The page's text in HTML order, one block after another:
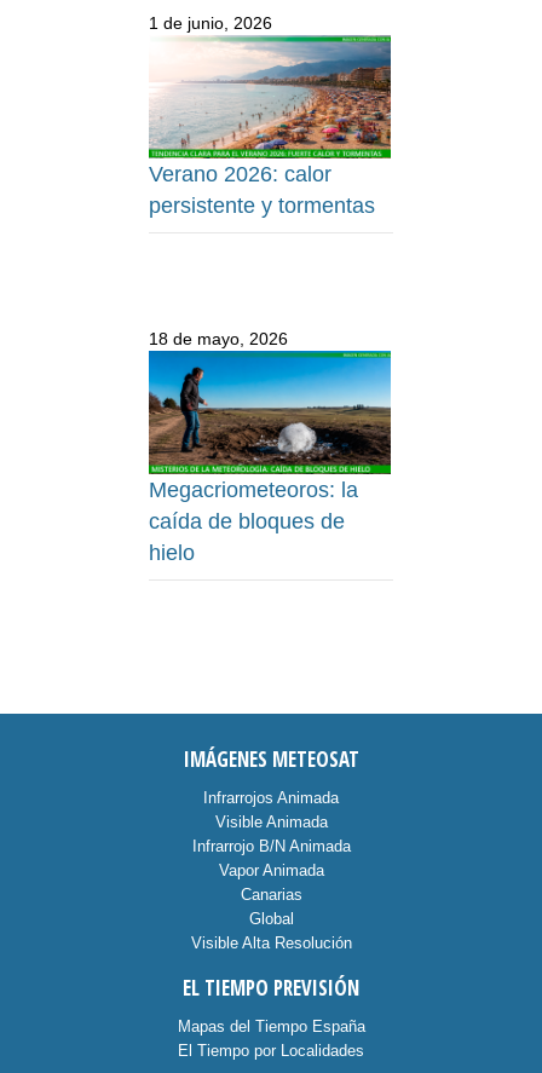
1 de junio, 2026
Verano 2026: calor
persistente y tormentas
18 de mayo, 2026
Megacriometeoros: la
caída de bloques de
hielo
IMÁGENES METEOSAT
Infrarrojos Animada
Visible Animada
Infrarrojo B/N Animada
Vapor Animada
Canarias
Global
Visible Alta Resolución
EL TIEMPO PREVISIÓN
Mapas del Tiempo España
El Tiempo por Localidades